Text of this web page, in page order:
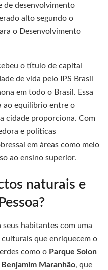
de desenvolvimento
alto segundo o
o Desenvolvimento
o título de capital
de vida pelo IPS Brasil
em todo o Brasil. Essa
ao equilíbrio entre o
cidade proporciona. Com
e políticas
em áreas como meio
ao ensino superior.
naturais e
seus habitantes com uma
que enriquecem o
como o Parque Solon
Maranhão, que